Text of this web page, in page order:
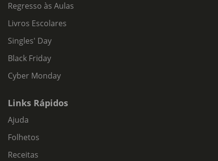
Regresso às Aulas
Livros Escolares
Singles' Day
Black Friday
Cyber Monday
Links Rápidos
Ajuda
Folhetos
Receitas